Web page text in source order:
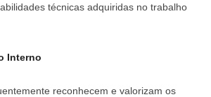
técnicas adquiridas no trabalho
Interno
reconhecem e valorizam os